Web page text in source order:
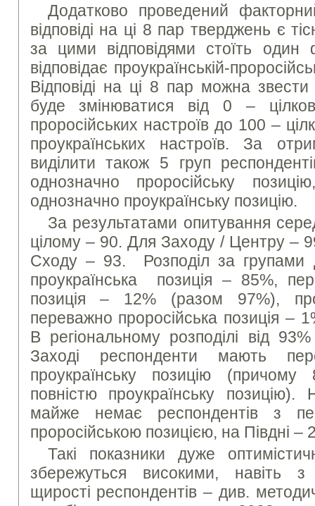
Додатково проведений
відповіді на ці 8 пар тверджень є
за цими відповідями стоїть
відповідає проукраїнській-
Відповіді на ці 8 пар можна
буде змінюватися від 0 –
проросійських настроїв до 100 –
проукраїнських настроїв. За
виділити також 5 груп
однозначно проросійську
однозначно проукраїнську позицію.
За результатами опитування
цілому – 90. Для Заходу / Центру –
Сходу – 93. Розподіл за групами
проукраїнська позиція – 85%,
позиція – 12% (разом 97%),
переважно проросійська позиція –
В регіональному розподілі від
Заході респонденти мають
проукраїнську позицію
повністю проукраїнську
майже немає респондентів з
проросійською позицією, на Півдні –
Такі показники дуже
збережуться високими, навіть
щирості респондентів – див.